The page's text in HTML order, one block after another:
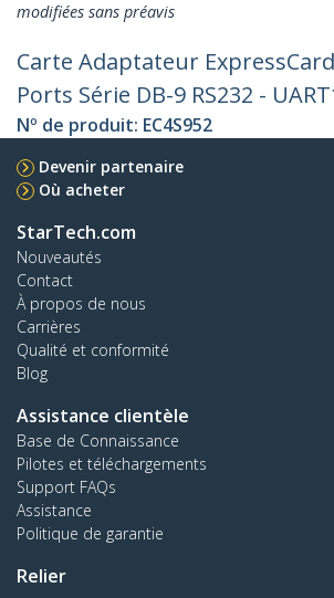
modifiées sans préavis
Carte Adaptateur
Ports Série DB-9 RS232 -
Nº de produit: EC4S952
Devenir partenaire
Où acheter
StarTech.com
Nouveautés
Contact
À propos de nous
Carrières
Qualité et conformité
Blog
Assistance clientèle
Base de Connaissance
Pilotes et téléchargements
Support FAQs
Assistance
Politique de garantie
Relier